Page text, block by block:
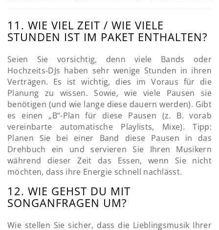
11. WIE VIEL ZEIT / WIE VIELE
STUNDEN IST IM PAKET ENTHALTEN?
Seien Sie vorsichtig, denn viele Bands oder
Hochzeits-DJs haben sehr wenige Stunden in ihren
Verträgen. Es ist wichtig, dies im Voraus für die
Planung zu wissen. Sowie, wie viele Pausen sie
benötigen (und wie lange diese dauern werden). Gibt
es einen „B“-Plan für diese Pausen (z. B. vorab
vereinbarte automatische Playlists, Mixe). Tipp:
Planen Sie bei einer Band diese Pausen in das
Drehbuch ein und servieren Sie Ihren Musikern
während dieser Zeit das Essen, wenn Sie nicht
möchten, dass ihre Energie schnell nachlässt.
12. WIE GEHST DU MIT
SONGANFRAGEN UM?
Wie stellen Sie sicher, dass die Lieblingsmusik Ihrer